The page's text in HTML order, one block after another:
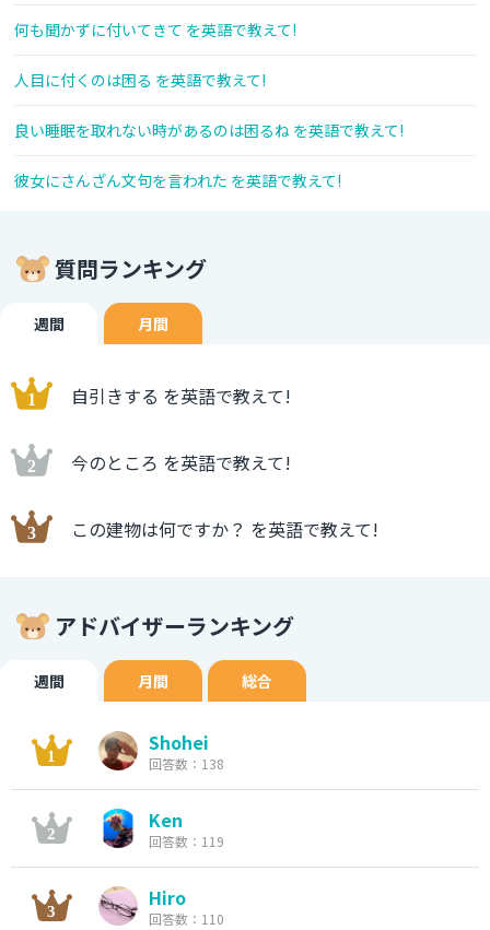
何も聞かずに付いてきて を英語で教えて!
人目に付くのは困る を英語で教えて!
良い睡眠を取れない時があるのは困るね を英語で教えて!
彼女にさんざん文句を言われた を英語で教えて!
質問ランキング
週間 月間
自引きする を英語で教えて!
今のところ を英語で教えて!
この建物は何ですか？ を英語で教えて!
アドバイザーランキング
週間 月間 総合
Shohei
回答数：138
Ken
回答数：119
Hiro
回答数：110